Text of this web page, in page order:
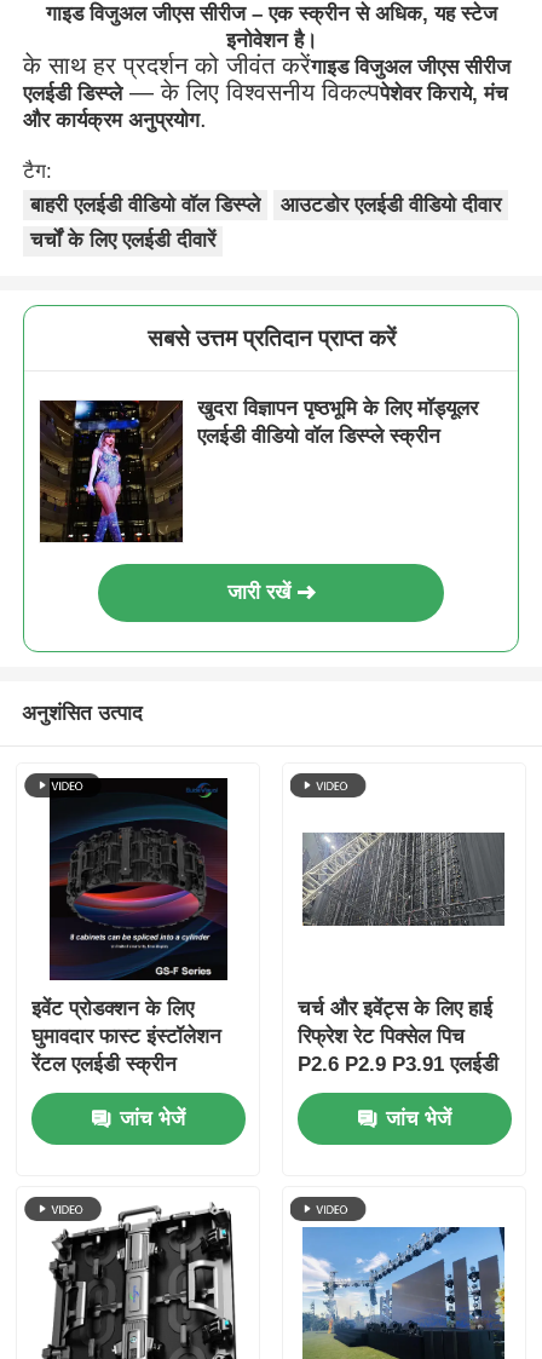
गाइड विजुअल जीएस सीरीज – एक स्क्रीन से अधिक, यह स्टेज
इनोवेशन है।
के साथ हर प्रदर्शन को जीवंत करेंगाइड विजुअल जीएस सीरीज
एलईडी डिस्प्ले— के लिए विश्वसनीय विकल्पपेशेवर किराये, मंच
और कार्यक्रम अनुप्रयोग.
टैग:
बाहरी एलईडी वीडियो वॉल डिस्प्ले
आउटडोर एलईडी वीडियो दीवार
चर्चों के लिए एलईडी दीवारें
सबसे उत्तम प्रतिदान प्राप्त करें
खुदरा विज्ञापन पृष्ठभूमि के लिए मॉड्यूलर
एलईडी वीडियो वॉल डिस्प्ले स्क्रीन
जारी रखें
अनुशंसित उत्पाद
इवेंट प्रोडक्शन के लिए
घुमावदार फास्ट इंस्टॉलेशन
रेंटल एलईडी स्क्रीन
जांच भेजें
चर्च और इवेंट्स के लिए हाई
रिफ्रेश रेट पिक्सेल पिच
P2.6 P2.9 P3.91 एलईडी
वीडियो वॉल पैनल
जांच भेजें